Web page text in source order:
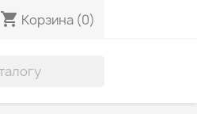
shopping_cart Корзина (0)